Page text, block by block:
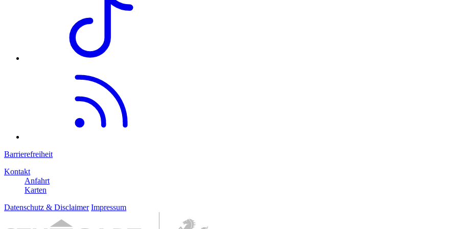
Barrierefreiheit
Kontakt
Anfahrt
Karten
Datenschutz & Disclaimer Impressum